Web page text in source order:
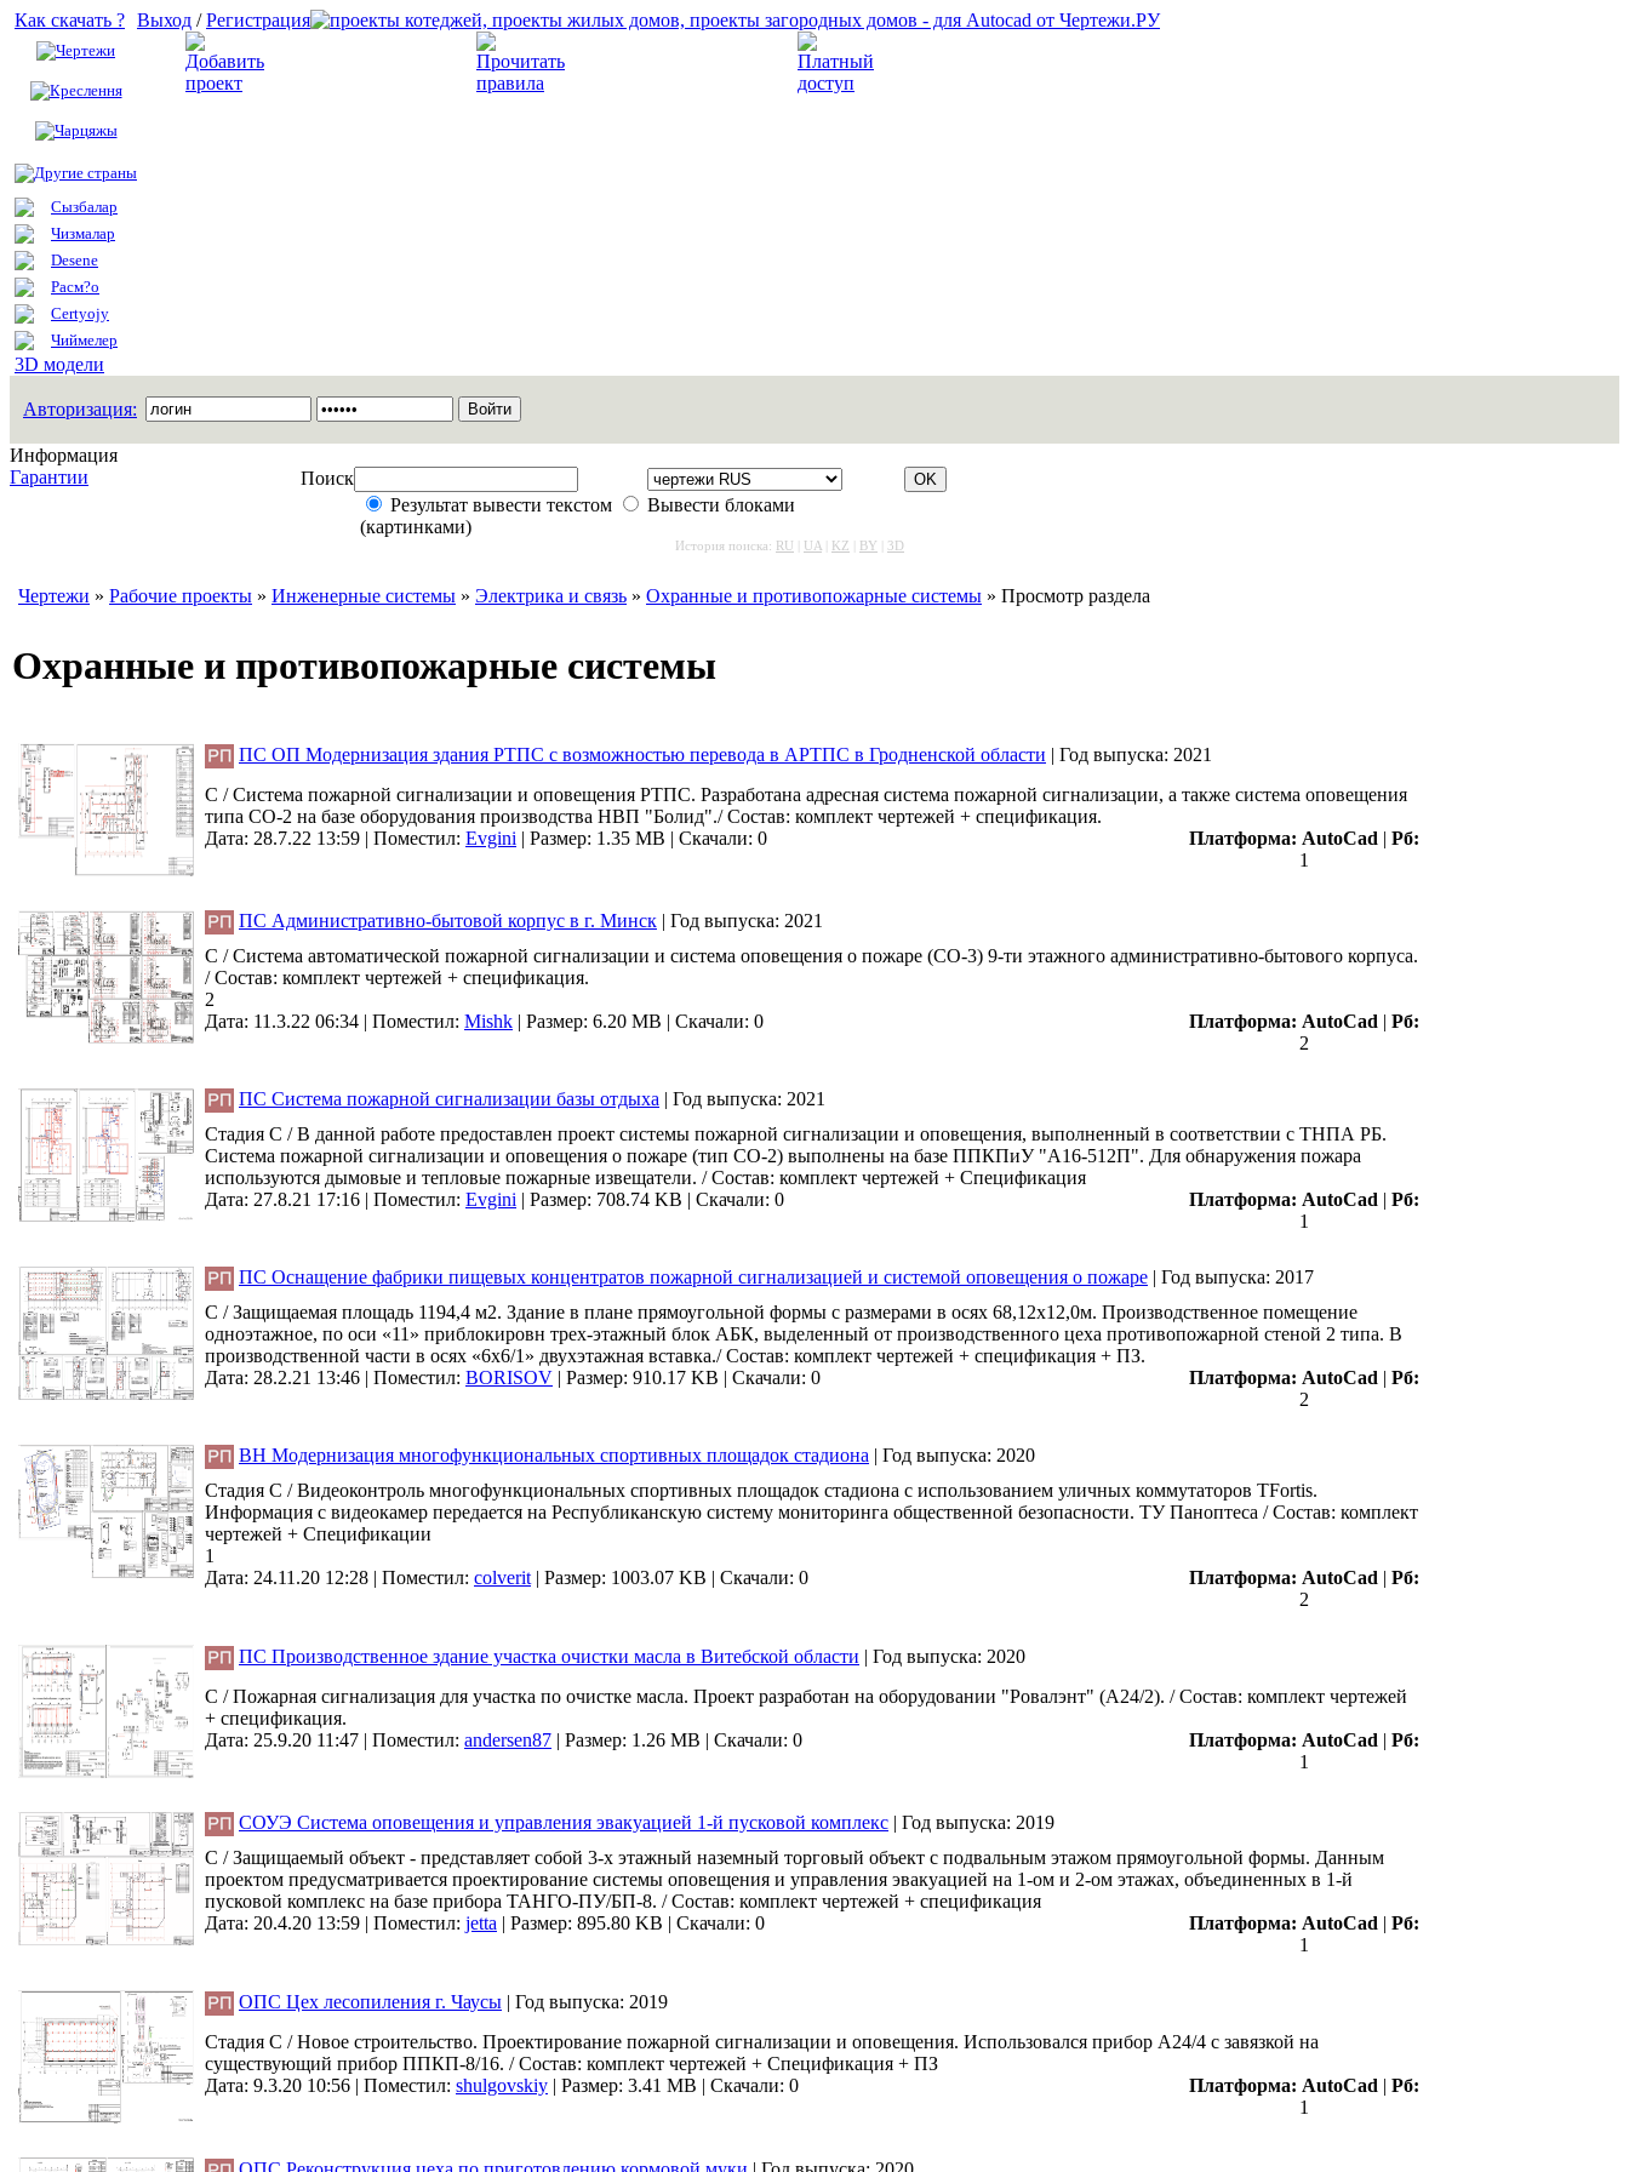
Как скачать ?
Чертежи
Креслення
Чарцяжы
Другие страны
Сызбалар
Чизмалар
Desene
Расм?о
Certyojy
Чиймелер
3D модели
Выход /Регистрация
Авторизация:
Информация
Гарантии
Поиск
Результат вывести текстом
Вывести блоками
(картинками)
История поиска: RU UA KZ BY 3D
Чертежи » Рабочие проекты » Инженерные системы » Электрика и связь » Охранные и противопожарные системы » Просмотр раздела
Охранные и противопожарные системы
ПС ОП Модернизация здания РТПС с возможностью перевода в АРТПС в Гродненской области | Год выпуска: 2021
С / Система пожарной сигнализации и оповещения РТПС. Разработана адресная система пожарной сигнализации, а также система оповещения
типа СО-2 на базе оборудования производства НВП "Болид"./ Состав: комплект чертежей + спецификация.
Дата: 28.7.22 13:59 | Поместил: Evgini | Размер: 1.35 MB | Скачали: 0 Платформа: AutoCad | Рб:
1
ПС Административно-бытовой корпус в г. Минск | Год выпуска: 2021
С / Система автоматической пожарной сигнализации и система оповещения о пожаре (СО-3) 9-ти этажного административно-бытового корпуса.
/ Состав: комплект чертежей + спецификация.
2
Дата: 11.3.22 06:34 | Поместил: Mishk | Размер: 6.20 MB | Скачали: 0 Платформа: AutoCad | Рб:
2
ПС Система пожарной сигнализации базы отдыха | Год выпуска: 2021
Стадия С / В данной работе предоставлен проект системы пожарной сигнализации и оповещения, выполненный в соответствии с ТНПА РБ.
Система пожарной сигнализации и оповещения о пожаре (тип СО-2) выполнены на базе ППКПиУ "А16-512П". Для обнаружения пожара
используются дымовые и тепловые пожарные извещатели. / Состав: комплект чертежей + Спецификация
Дата: 27.8.21 17:16 | Поместил: Evgini | Размер: 708.74 KB | Скачали: 0 Платформа: AutoCad | Рб:
1
ПС Оснащение фабрики пищевых концентратов пожарной сигнализацией и системой оповещения о пожаре | Год выпуска: 2017
С / Защищаемая площадь 1194,4 м2. Здание в плане прямоугольной формы с размерами в осях 68,12х12,0м. Производственное помещение
одноэтажное, по оси «11» приблокировн трех-этажный блок АБК, выделенный от производственного цеха противопожарной стеной 2 типа. В
производственной части в осях «6х6/1» двухэтажная вставка./ Состав: комплект чертежей + спецификация + ПЗ.
Дата: 28.2.21 13:46 | Поместил: BORISOV | Размер: 910.17 KB | Скачали: 0 Платформа: AutoCad | Рб:
2
ВН Модернизация многофункциональных спортивных площадок стадиона | Год выпуска: 2020
Стадия С / Видеоконтроль многофункциональных спортивных площадок стадиона с использованием уличных коммутаторов TFortis.
Информация с видеокамер передается на Республиканскую систему мониторинга общественной безопасности. ТУ Паноптеса / Состав: комплект
чертежей + Спецификации
1
Дата: 24.11.20 12:28 | Поместил: colverit | Размер: 1003.07 KB | Скачали: 0 Платформа: AutoCad | Рб:
2
ПС Производственное здание участка очистки масла в Витебской области | Год выпуска: 2020
С / Пожарная сигнализация для участка по очистке масла. Проект разработан на оборудовании "Ровалэнт" (А24/2). / Состав: комплект чертежей
+ спецификация.
Дата: 25.9.20 11:47 | Поместил: andersen87 | Размер: 1.26 MB | Скачали: 0 Платформа: AutoCad | Рб:
1
СОУЭ Система оповещения и управления эвакуацией 1-й пусковой комплекс | Год выпуска: 2019
С / Защищаемый объект - представляет собой 3-х этажный наземный торговый объект с подвальным этажом прямоугольной формы. Данным
проектом предусматривается проектирование системы оповещения и управления эвакуацией на 1-ом и 2-ом этажах, объединенных в 1-й
пусковой комплекс на базе прибора ТАНГО-ПУ/БП-8. / Состав: комплект чертежей + спецификация
Дата: 20.4.20 13:59 | Поместил: jetta | Размер: 895.80 KB | Скачали: 0 Платформа: AutoCad | Рб:
1
ОПС Цех лесопиления г. Чаусы | Год выпуска: 2019
Стадия С / Новое строительство. Проектирование пожарной сигнализации и оповещения. Использовался прибор А24/4 с завязкой на
существующий прибор ППКП-8/16. / Состав: комплект чертежей + Спецификация + ПЗ
Дата: 9.3.20 10:56 | Поместил: shulgovskiy | Размер: 3.41 MB | Скачали: 0 Платформа: AutoCad | Рб:
1